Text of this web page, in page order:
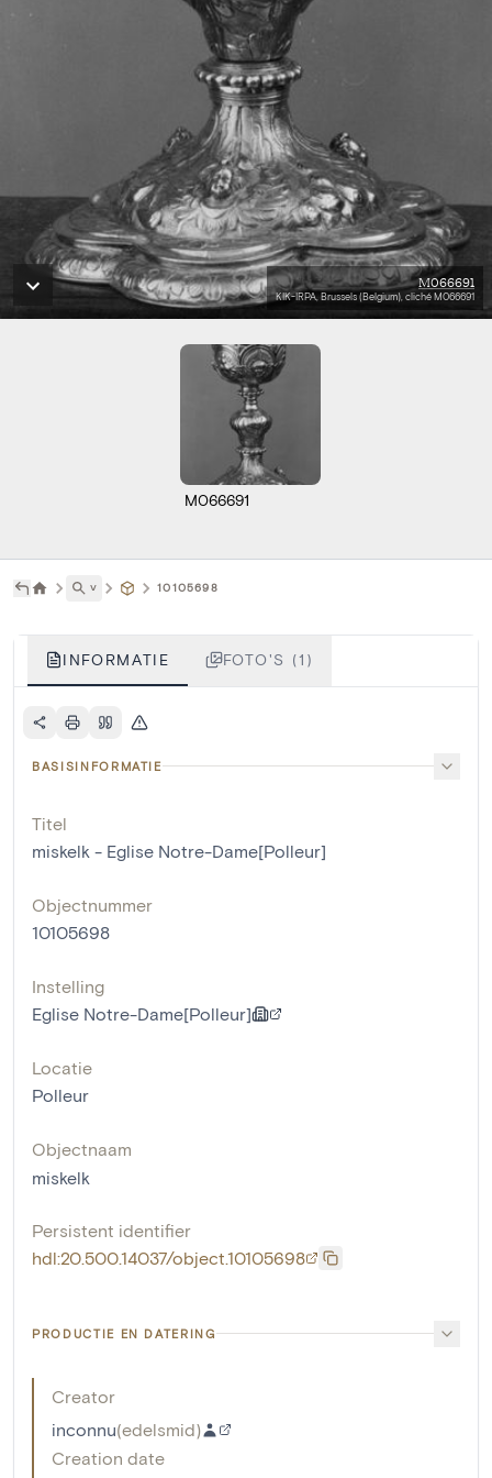
M066691
KIK-IRPA, Brussels (Belgium), cliché M066691
M066691
˅ 10105698
INFORMATIE FOTO'S (1)
BASISINFORMATIE
Titel
miskelk - Eglise Notre-Dame[Polleur]
Objectnummer
10105698
Instelling
Eglise Notre-Dame[Polleur]
Locatie
Polleur
Objectnaam
miskelk
Persistent identifier
hdl:20.500.14037/object.10105698
PRODUCTIE EN DATERING
Creator
inconnu(edelsmid)
Creation date